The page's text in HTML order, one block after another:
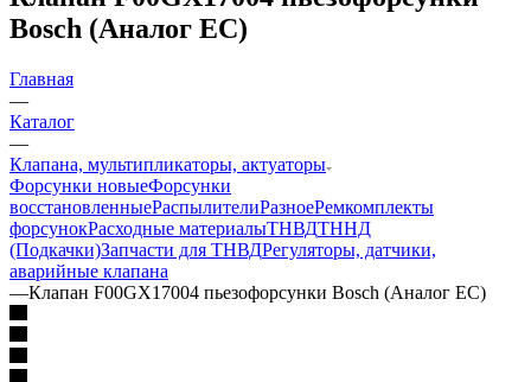
Bosch (Аналог ЕС)
Главная
—
Каталог
—
Клапана, мультипликаторы, актуаторы
Форсунки новыеФорсунки
восстановленныеРаспылителиРазноеРемкомплекты
форсунокРасходные материалыТНВДТННД
(Подкачки)Запчасти для ТНВДРегуляторы, датчики,
аварийные клапана
—Клапан F00GX17004 пьезофорсунки Bosch (Аналог ЕС)